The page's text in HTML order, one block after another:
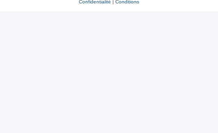
Confidentialité | Conditions